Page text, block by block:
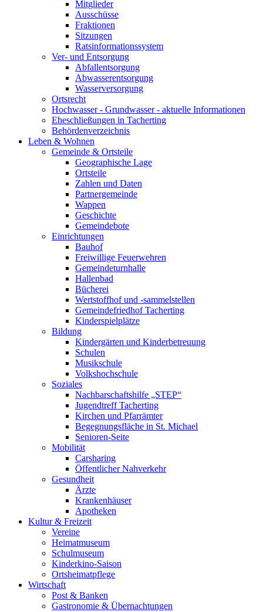
Mitglieder
Ausschüsse
Fraktionen
Sitzungen
Ratsinformationssystem
Ver- und Entsorgung
Abfallentsorgung
Abwasserentsorgung
Wasserversorgung
Ortsrecht
Hochwasser - Grundwasser - aktuelle Informationen
Eheschließungen in Tacherting
Behördenverzeichnis
Leben & Wohnen
Gemeinde & Ortsteile
Geographische Lage
Ortsteile
Zahlen und Daten
Partnergemeinde
Wappen
Geschichte
Gemeindebote
Einrichtungen
Bauhof
Freiwillige Feuerwehren
Gemeindeturnhalle
Hallenbad
Bücherei
Wertstoffhof und -sammelstellen
Gemeindefriedhof Tacherting
Kinderspielplätze
Bildung
Kindergärten und Kinderbetreuung
Schulen
Musikschule
Volkshochschule
Soziales
Nachbarschaftshilfe „STEP“
Jugendtreff Tacherting
Kirchen und Pfarrämter
Begegnungsfläche in St. Michael
Senioren-Seite
Mobilität
Carsharing
Öffentlicher Nahverkehr
Gesundheit
Ärzte
Krankenhäuser
Apotheken
Kultur & Freizeit
Vereine
Heimatmuseum
Schulmuseum
Kinderkino-Saison
Ortsheimatpflege
Wirtschaft
Post & Banken
Gastronomie & Übernachtungen